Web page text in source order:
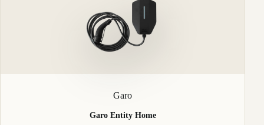
Garo
Garo Entity Home